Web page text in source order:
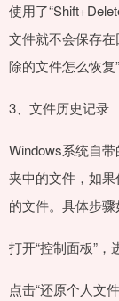
使用了
文件就不会保存
除的文件怎么恢复”
3、文件历史记录
Windows系统自
夹中的文件，如
的文件。具体步骤
打开“控制面板”，
点击“还原个人文